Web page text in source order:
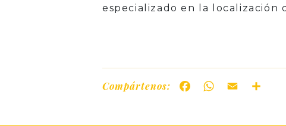
especializado en la localización
Compártenos: FacebookWhatsApp
Email